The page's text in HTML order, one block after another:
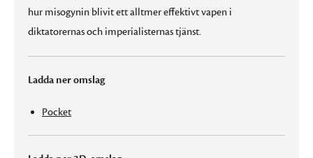
hur misogynin blivit ett alltmer effektivt vapen i
diktatorernas och imperialisternas tjänst.
Ladda ner omslag
Pocket